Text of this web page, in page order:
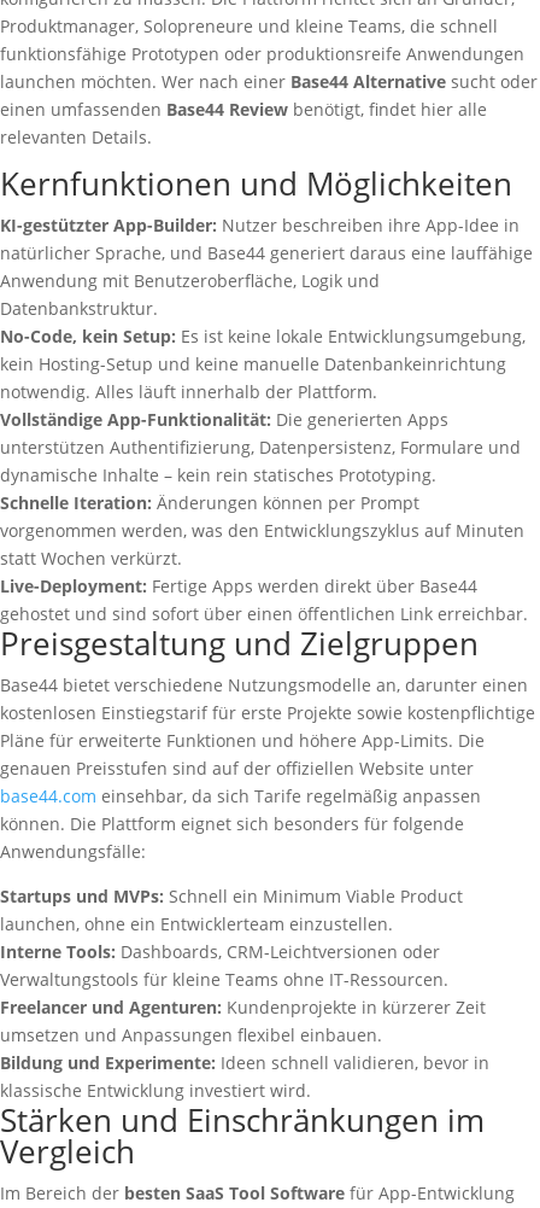
Produktmanager, Solopreneure und kleine Teams, die schnell
funktionsfähige Prototypen oder produktionsreife Anwendungen
launchen möchten. Wer nach einer Base44 Alternative sucht oder
einen umfassenden Base44 Review benötigt, findet hier alle
relevanten Details.
Kernfunktionen und Möglichkeiten
KI-gestützter App-Builder: Nutzer beschreiben ihre App-Idee in
natürlicher Sprache, und Base44 generiert daraus eine lauffähige
Anwendung mit Benutzeroberfläche, Logik und
Datenbankstruktur.
No-Code, kein Setup: Es ist keine lokale Entwicklungsumgebung,
kein Hosting-Setup und keine manuelle Datenbankeinrichtung
notwendig. Alles läuft innerhalb der Plattform.
Vollständige App-Funktionalität: Die generierten Apps
unterstützen Authentifizierung, Datenpersistenz, Formulare und
dynamische Inhalte – kein rein statisches Prototyping.
Schnelle Iteration: Änderungen können per Prompt
vorgenommen werden, was den Entwicklungszyklus auf Minuten
statt Wochen verkürzt.
Live-Deployment: Fertige Apps werden direkt über Base44
gehostet und sind sofort über einen öffentlichen Link erreichbar.
Preisgestaltung und Zielgruppen
Base44 bietet verschiedene Nutzungsmodelle an, darunter einen
kostenlosen Einstiegstarif für erste Projekte sowie kostenpflichtige
Pläne für erweiterte Funktionen und höhere App-Limits. Die
genauen Preisstufen sind auf der offiziellen Website unter
base44.com einsehbar, da sich Tarife regelmäßig anpassen
können. Die Plattform eignet sich besonders für folgende
Anwendungsfälle:
Startups und MVPs: Schnell ein Minimum Viable Product
launchen, ohne ein Entwicklerteam einzustellen.
Interne Tools: Dashboards, CRM-Leichtversionen oder
Verwaltungstools für kleine Teams ohne IT-Ressourcen.
Freelancer und Agenturen: Kundenprojekte in kürzerer Zeit
umsetzen und Anpassungen flexibel einbauen.
Bildung und Experimente: Ideen schnell validieren, bevor in
klassische Entwicklung investiert wird.
Stärken und Einschränkungen im
Vergleich
Im Bereich der besten SaaS Tool Software für App-Entwicklung